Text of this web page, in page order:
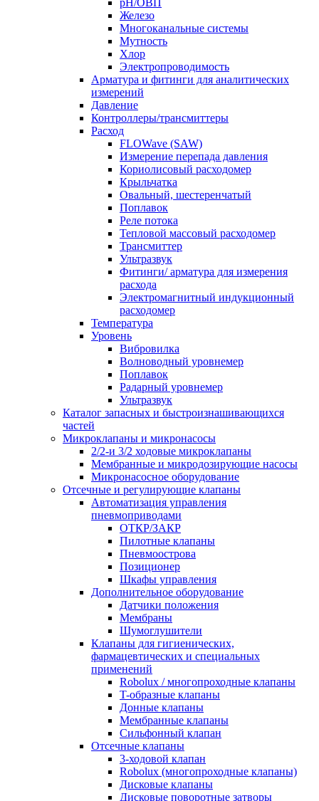
Железо
Многоканальные системы
Мутность
Хлор
Электропроводимость
Арматура и фитинги для аналитических
измерений
Давление
Контроллеры/трансмиттеры
Расход
FLOWave (SAW)
Измерение перепада давления
Кориолисовый расходомер
Крыльчатка
Овальный, шестеренчатый
Поплавок
Реле потока
Тепловой массовый расходомер
Трансмиттер
Ультразвук
Фитинги/ арматура для измерения
расхода
Электромагнитный индукционный
расходомер
Температура
Уровень
Вибровилка
Волноводный уровнемер
Поплавок
Радарный уровнемер
Ультразвук
Каталог запасных и быстроизнашивающихся
частей
Микроклапаны и микронасосы
2/2-и 3/2 ходовые микроклапаны
Мембранные и микродозирующие насосы
Микронасосное оборудование
Отсечные и регулирующие клапаны
Автоматизация управления
пневмоприводами
ОТКР/ЗАКР
Пилотные клапаны
Пневмоострова
Позиционер
Шкафы управления
Дополнительное оборудование
Датчики положения
Мембраны
Шумоглушители
Клапаны для гигиенических,
фармацевтических и специальных
применений
Robolux / многопроходные клапаны
T-образные клапаны
Донные клапаны
Мембранные клапаны
Сильфонный клапан
Отсечные клапаны
3-ходовой клапан
Robolux (многопроходные клапаны)
Дисковые клапаны
Дисковые поворотные затворы